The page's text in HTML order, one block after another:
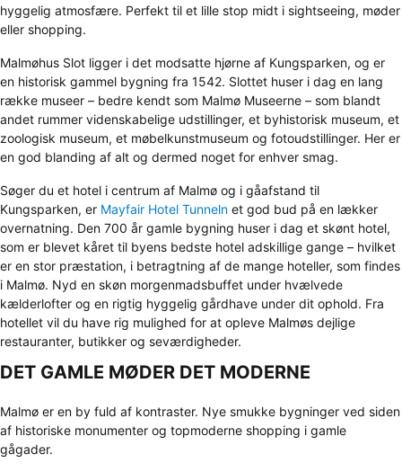
hyggelig atmosfære. Perfekt til et lille stop midt i sightseeing, møder
eller shopping.
Malmøhus Slot ligger i det modsatte hjørne af Kungsparken, og er
en historisk gammel bygning fra 1542. Slottet huser i dag en lang
række museer – bedre kendt som Malmø Museerne – som blandt
andet rummer videnskabelige udstillinger, et byhistorisk museum, et
zoologisk museum, et møbelkunstmuseum og fotoudstillinger. Her er
en god blanding af alt og dermed noget for enhver smag.
Søger du et hotel i centrum af Malmø og i gåafstand til
Kungsparken, er Mayfair Hotel Tunneln et god bud på en lækker
overnatning. Den 700 år gamle bygning huser i dag et skønt hotel,
som er blevet kåret til byens bedste hotel adskillige gange – hvilket
er en stor præstation, i betragtning af de mange hoteller, som findes
i Malmø. Nyd en skøn morgenmadsbuffet under hvælvede
kælderlofter og en rigtig hyggelig gårdhave under dit ophold. Fra
hotellet vil du have rig mulighed for at opleve Malmøs dejlige
restauranter, butikker og seværdigheder.
DET GAMLE MØDER DET MODERNE
Malmø er en by fuld af kontraster. Nye smukke bygninger ved siden
af historiske monumenter og topmoderne shopping i gamle
gågader.